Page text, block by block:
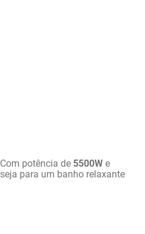
potência de 5500W e
para um banho relaxante